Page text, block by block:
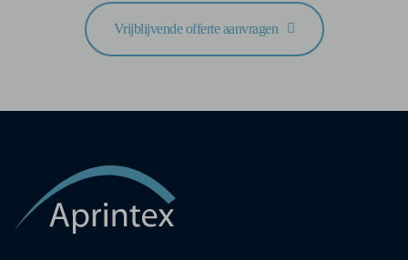
Vrijblijvende offerte aanvragen